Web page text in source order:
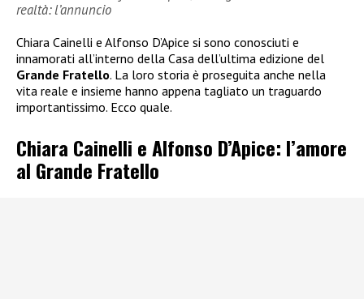
realtà: l’annuncio
Chiara Cainelli e Alfonso D’Apice si sono conosciuti e
innamorati all’interno della Casa dell’ultima edizione del
Grande Fratello. La loro storia è proseguita anche nella
vita reale e insieme hanno appena tagliato un traguardo
importantissimo. Ecco quale.
Chiara Cainelli e Alfonso D’Apice: l’amore
al Grande Fratello